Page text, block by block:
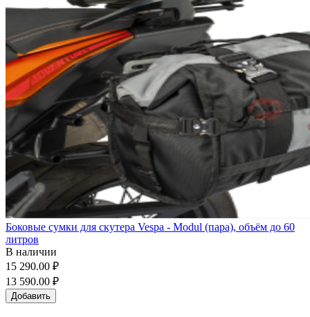
Боковые сумки для скутера Vespa - Modul (пара), объём до 60
литров
В наличии
15 290.00 ₽
13 590.00 ₽
Добавить